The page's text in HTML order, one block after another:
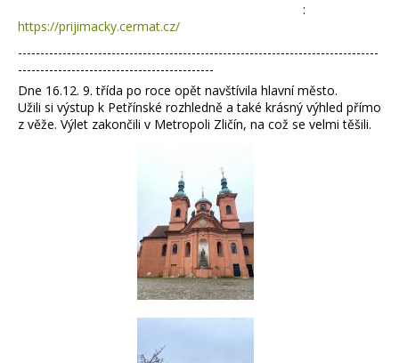
:
https://prijimacky.cermat.cz/
---------------------------------------------------------------------------------
--------------------------------------------
Dne 16.12. 9. třída po roce opět navštívila hlavní město.
Užili si výstup k Petřínské rozhledně a také krásný výhled přímo
z věže. Výlet zakončili v Metropoli Zličín, na což se velmi těšili.